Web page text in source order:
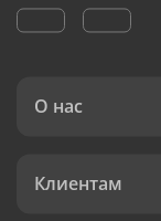
О нас
Клиентам